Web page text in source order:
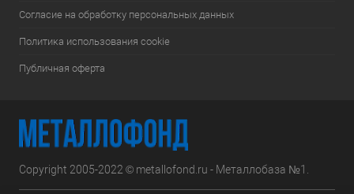
Согласие на обработку персональных данных
Политика использования cookie
Публичная оферта
Copyright 2005-2022 © metallofond.ru - Металлобаза №1.